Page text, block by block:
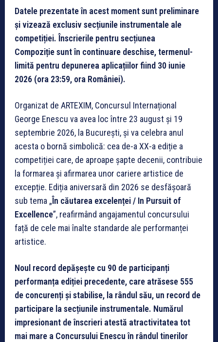
Datele prezentate în acest moment sunt preliminare
și vizează exclusiv secțiunile instrumentale ale
competiției. Înscrierile pentru secțiunea
Compoziție sunt în continuare deschise, termenul-
limită pentru depunerea aplicațiilor fiind 30 iunie
2026 (ora 23:59, ora României).
Organizat de ARTEXIM, Concursul Internațional
George Enescu va avea loc între 23 august și 19
septembrie 2026, la București, și va celebra anul
acesta o bornă simbolică: cea de-a XX-a ediție a
competiției care, de aproape șapte decenii, contribuie
la formarea și afirmarea unor cariere artistice de
excepție. Ediția aniversară din 2026 se desfășoară
sub tema „În căutarea excelenței / In Pursuit of
Excellence”, reafirmând angajamentul concursului
față de cele mai înalte standarde ale performanței
artistice.
Noul record depășește cu 90 de participanți
performanța ediției precedente, care atrăsese 555
de concurenți și stabilise, la rândul său, un record de
participare la secțiunile instrumentale. Numărul
impresionant de înscrieri atestă atractivitatea tot
mai mare a Concursului Enescu în rândul tinerilor